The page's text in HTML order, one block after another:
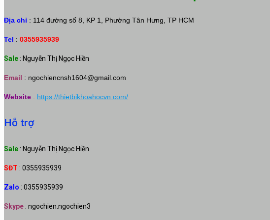
Địa chỉ : 114 đường số 8, KP 1, Phường Tân Hưng, TP HCM
Tel : 0355935939
Sale : Nguyễn Thị Ngọc Hiền
Email : ngochiencnsh1604@gmail.com
Website : https://thietbikhoahocvn.com/
Hỗ trợ
Sale : Nguyễn Thị Ngọc Hiền
SĐT : 0355935939
Zalo : 0355935939
Skype : ngochien.ngochien3